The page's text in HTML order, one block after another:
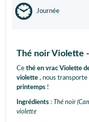
Journée
Thé noir Violette
Ce thé en vrac Violette
violette , nous transporte
printemps !
Ingrédients : Thé noir
violette